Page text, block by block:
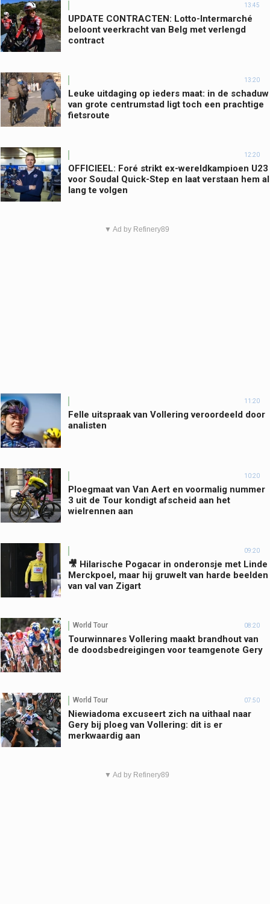
13:45
UPDATE CONTRACTEN: Lotto-Intermarché
beloont veerkracht van Belg met verlengd
contract
13:20
Leuke uitdaging op ieders maat: in de schaduw
van grote centrumstad ligt toch een prachtige
fietsroute
12:20
OFFICIEEL: Foré strikt ex-wereldkampioen U23
voor Soudal Quick-Step en laat verstaan hem al
lang te volgen
▼ Ad by Refinery89
11:20
Felle uitspraak van Vollering veroordeeld door
analisten
10:20
Ploegmaat van Van Aert en voormalig nummer
3 uit de Tour kondigt afscheid aan het
wielrennen aan
09:20
🎥 Hilarische Pogacar in onderonsje met Linde
Merckpoel, maar hij gruwelt van harde beelden
van val van Zigart
World Tour 08:20
Tourwinnares Vollering maakt brandhout van
de doodsbedreigingen voor teamgenote Gery
World Tour 07:50
Niewiadoma excuseert zich na uithaal naar
Gery bij ploeg van Vollering: dit is er
merkwaardig aan
▼ Ad by Refinery89